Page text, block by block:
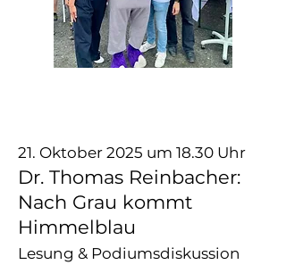
Wann?
Samstag, 08.11.25 um 10-17 Uhr
Am Markt 1, 60311 FFM
Programm und Infos unter
www.frans-hilft.de/maenner/
21. Oktober 2025 um 18.30 Uhr
Dr. Thomas Reinbacher:
Nach Grau kommt
Himmelblau
Lesung & Podiumsdiskussion